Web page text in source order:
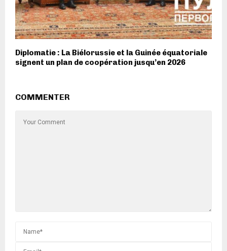
Diplomatie : La Biélorussie et la Guinée équatoriale
signent un plan de coopération jusqu’en 2026
COMMENTER